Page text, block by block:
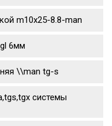
m10x25-8.8-man
6мм
\\man tg-s
системы